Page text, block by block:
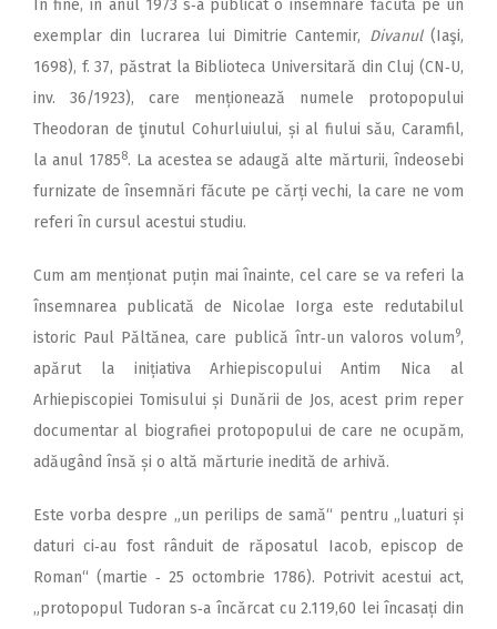
În fine, în anul 1973 s‑a publicat o însemnare făcută pe un
exemplar din lucrarea lui Dimitrie Cantemir, Divanul(Iaşi,
1698), f. 37, păstrat la Biblioteca Universitară din Cluj (CN‑U,
inv. 36/1923), care menționează numele protopopului
Theodoran de ţinutul Cohurluiului, și al fiului său, Caramfil,
la anul 17858. La acestea se adaugă alte mărturii, îndeosebi
furnizate de însemnări făcute pe cărți vechi, la care ne vom
referi în cursul acestui studiu.
Cum am menționat puțin mai înainte, cel care se va referi la
însemnarea publicată de Nicolae Iorga este redutabilul
istoric Paul Păltănea, care publică într‑un valoros volum9,
apărut la inițiativa Arhiepiscopului Antim Nica al
Arhiepiscopiei Tomisului și Dunării de Jos, acest prim reper
documentar al biografiei protopopului de care ne ocupăm,
adăugând însă și o altă mărturie inedită de arhivă.
Este vorba despre „un perilips de samă“ pentru „luaturi și
daturi ci‑au fost rânduit de răposatul Iacob, episcop de
Roman“ (martie ‑ 25 octombrie 1786). Potrivit acestui act,
„protopopul Tudoran s‑a încărcat cu 2.119,60 lei încasați din